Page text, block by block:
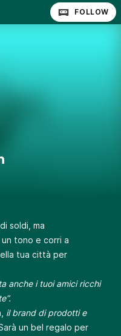
FOLLOW
soldi, ma
tono e corri a
tua città per
anche i tuoi amici ricchi
il brand di prodotti e
un bel regalo per